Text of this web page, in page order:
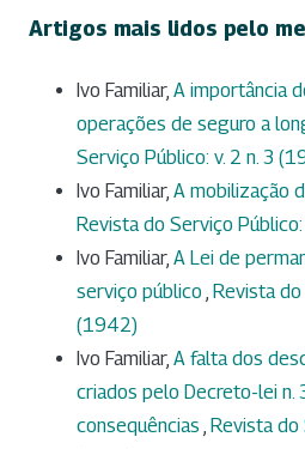
Artigos mais lidos pelo
Ivo Familiar, A importância
operações de seguro a
Serviço Público: v. 2 n. 3
Ivo Familiar, A mobilização
Revista do Serviço
Ivo Familiar, A Lei de
serviço público Revista do
(1942)
Ivo Familiar, A falta dos
criados pelo Decreto-lei n.
consequências Revista do